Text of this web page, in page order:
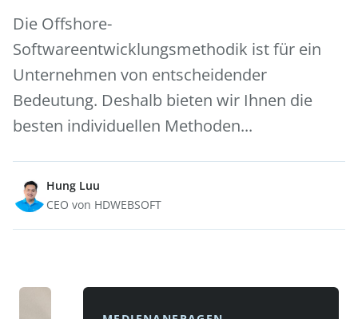
Die Offshore-
Softwareentwicklungsmethodik ist für ein
Unternehmen von entscheidender
Bedeutung. Deshalb bieten wir Ihnen die
besten individuellen Methoden...
Hung Luu
CEO von HDWEBSOFT